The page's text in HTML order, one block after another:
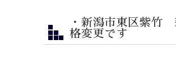
・新潟市東区紫
格変更です